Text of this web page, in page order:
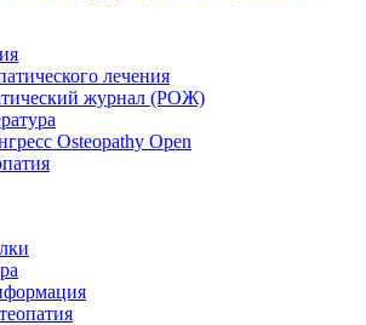
лечения
журнал (РОЖ)
Osteopathy Open